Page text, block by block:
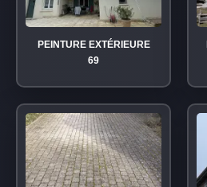
PEINTURE EXTÉRIEURE
69